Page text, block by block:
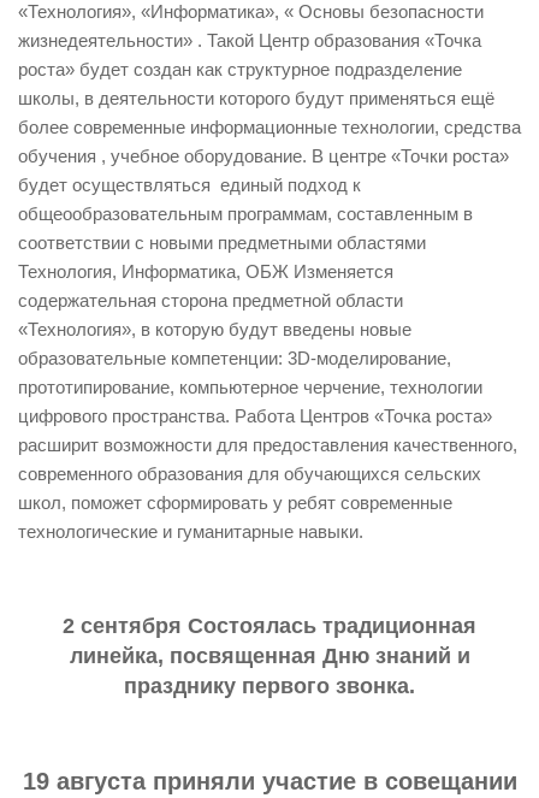
«Технология», «Информатика», « Основы безопасности
жизнедеятельности» . Такой Центр образования «Точка
роста» будет создан как структурное подразделение
школы, в деятельности которого будут применяться ещё
более современные информационные технологии, средства
обучения , учебное оборудование. В центре «Точки роста»
будет осуществляться единый подход к
общеообразовательным программам, составленным в
соответствии с новыми предметными областями
Технология, Информатика, ОБЖ Изменяется
содержательная сторона предметной области
«Технология», в которую будут введены новые
образовательные компетенции: 3D-моделирование,
прототипирование, компьютерное черчение, технологии
цифрового пространства. Работа Центров «Точка роста»
расширит возможности для предоставления качественного,
современного образования для обучающихся сельских
школ, поможет сформировать у ребят современные
технологические и гуманитарные навыки.
2 сентября Состоялась традиционная
линейка, посвященная Дню знаний и
празднику первого звонка.
19 августа приняли участие в совещании